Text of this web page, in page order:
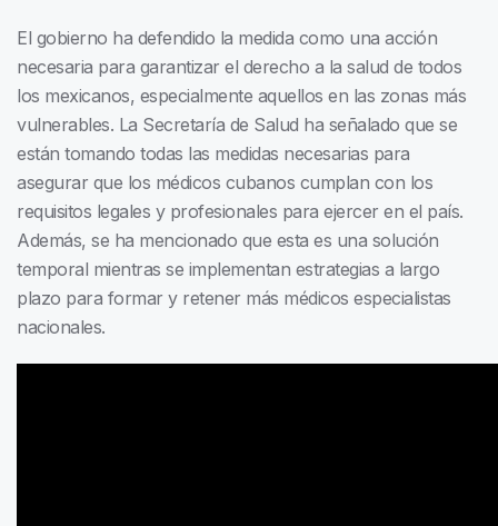
El gobierno ha defendido la medida como una acción
necesaria para garantizar el derecho a la salud de todos
los mexicanos, especialmente aquellos en las zonas más
vulnerables. La Secretaría de Salud ha señalado que se
están tomando todas las medidas necesarias para
asegurar que los médicos cubanos cumplan con los
requisitos legales y profesionales para ejercer en el país.
Además, se ha mencionado que esta es una solución
temporal mientras se implementan estrategias a largo
plazo para formar y retener más médicos especialistas
nacionales.